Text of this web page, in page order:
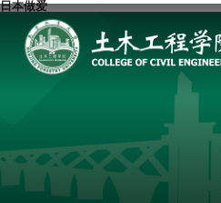
日本做爱